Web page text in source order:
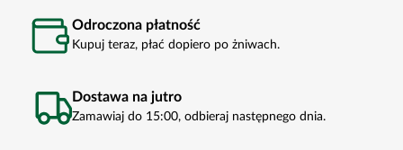
Odroczona płatność
Kupuj teraz, płać dopiero po żniwach.
Dostawa na jutro
Zamawiaj do 15:00, odbieraj następnego dnia.